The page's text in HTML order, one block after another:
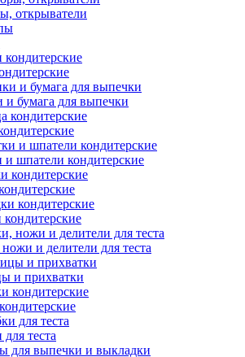
открыватели
и бумага для выпечки
и шпатели кондитерские
кондитерские
и делители для теста
и прихватки
теста